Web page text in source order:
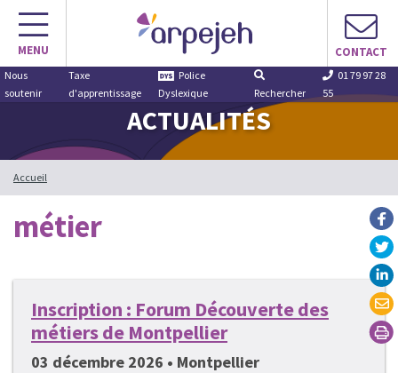
Aller
contenu
MENU CONTACT
Nous
soutenir
Taxe
d'apprentissage
Police
Dyslexique
Rechercher
01 79 97 28
55
ACTUALITÉS
Accueil
métier
Inscription : Forum Découverte des
métiers de Montpellier
03 décembre 2026 • Montpellier